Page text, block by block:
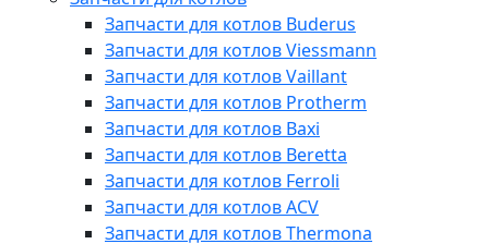
Запчасти для котлов Buderus
Запчасти для котлов Viessmann
Запчасти для котлов Vaillant
Запчасти для котлов Protherm
Запчасти для котлов Baxi
Запчасти для котлов Beretta
Запчасти для котлов Ferroli
Запчасти для котлов ACV
Запчасти для котлов Thermona